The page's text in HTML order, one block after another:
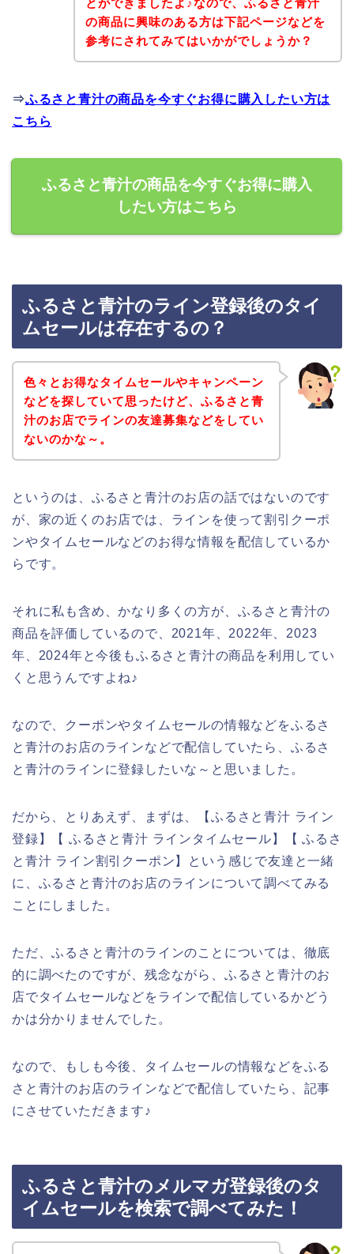
とができましたよ♪なので、ふるさと青汁
の商品に興味のある方は下記ページなどを
参考にされてみてはいかがでしょうか？
⇒ふるさと青汁の商品を今すぐお得に購入したい方は
こちら
ふるさと青汁の商品を今すぐお得に購入
したい方はこちら
ふるさと青汁のライン登録後のタイ
ムセールは存在するの？
色々とお得なタイムセールやキャンペーン
などを探していて思ったけど、ふるさと青
汁のお店でラインの友達募集などをしてい
ないのかな～。
というのは、ふるさと青汁のお店の話ではないのです
が、家の近くのお店では、ラインを使って割引クーポ
ンやタイムセールなどのお得な情報を配信しているか
らです。
それに私も含め、かなり多くの方が、ふるさと青汁の
商品を評価しているので、2021年、2022年、2023
年、2024年と今後もふるさと青汁の商品を利用してい
くと思うんですよね♪
なので、クーポンやタイムセールの情報などをふるさ
と青汁のお店のラインなどで配信していたら、ふるさ
と青汁のラインに登録したいな～と思いました。
だから、とりあえず、まずは、【ふるさと青汁 ライン
登録】【 ふるさと青汁 ラインタイムセール】【 ふるさ
と青汁 ライン割引クーポン】という感じで友達と一緒
に、ふるさと青汁のお店のラインについて調べてみる
ことにしました。
ただ、ふるさと青汁のラインのことについては、徹底
的に調べたのですが、残念ながら、ふるさと青汁のお
店でタイムセールなどをラインで配信しているかどう
かは分かりませんでした。
なので、もしも今後、タイムセールの情報などをふる
さと青汁のお店のラインなどで配信していたら、記事
にさせていただきます♪
ふるさと青汁のメルマガ登録後のタ
イムセールを検索で調べてみた！